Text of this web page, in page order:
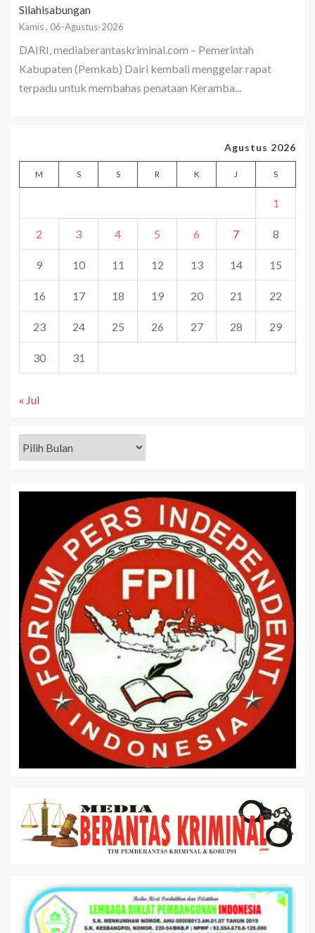
Silahisabungan
Kamis , 06-Agustus-2026
DAIRI, mediaberantaskriminal.com – Pemerintah
Kabupaten (Pemkab) Dairi kembali menggelar rapat
terpadu untuk membahas penataan Keramba...
Agustus 2026
M S S R K J S
1
2 3 4 5 6 7 8
9 10 11 12 13 14 15
16 17 18 19 20 21 22
23 24 25 26 27 28 29
30 31
« Jul